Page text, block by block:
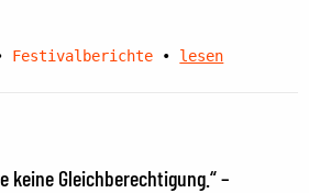
Festivalberichte • lesen
keine Gleichberechtigung.“ –